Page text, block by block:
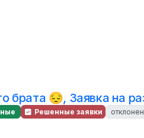
брата 😔, Заявка на
Решенные заявки